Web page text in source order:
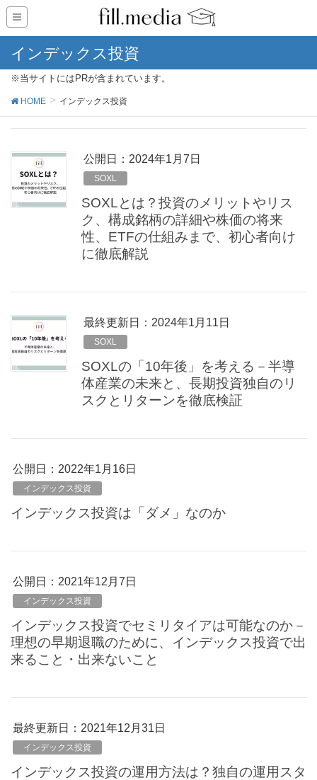
インデックス投資
※当サイトにはPRが含まれています。
HOME インデックス投資
公開日： 2024年1月7日
SOXL
SOXLとは？投資のメリットやリス
ク、構成銘柄の詳細や株価の将来
性、ETFの仕組みまで、初心者向け
に徹底解説
最終更新日：2024年1月11日
SOXL
SOXLの「10年後」を考える－半導
体産業の未来と、長期投資独自のリ
スクとリターンを徹底検証
公開日： 2022年1月16日
インデックス投資
インデックス投資は「ダメ」なのか
公開日： 2021年12月7日
インデックス投資
インデックス投資でセミリタイアは可能なのか－
理想の早期退職のために、インデックス投資で出
来ること・出来ないこと
最終更新日：2021年12月31日
インデックス投資
インデックス投資の運用方法は？独自の運用スタ